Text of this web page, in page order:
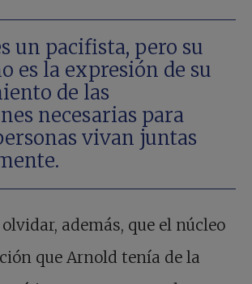
un pacifista, pero su
es la expresión de su
de las
necesarias para
vivan juntas
además, que el núcleo
que Arnold tenía de la